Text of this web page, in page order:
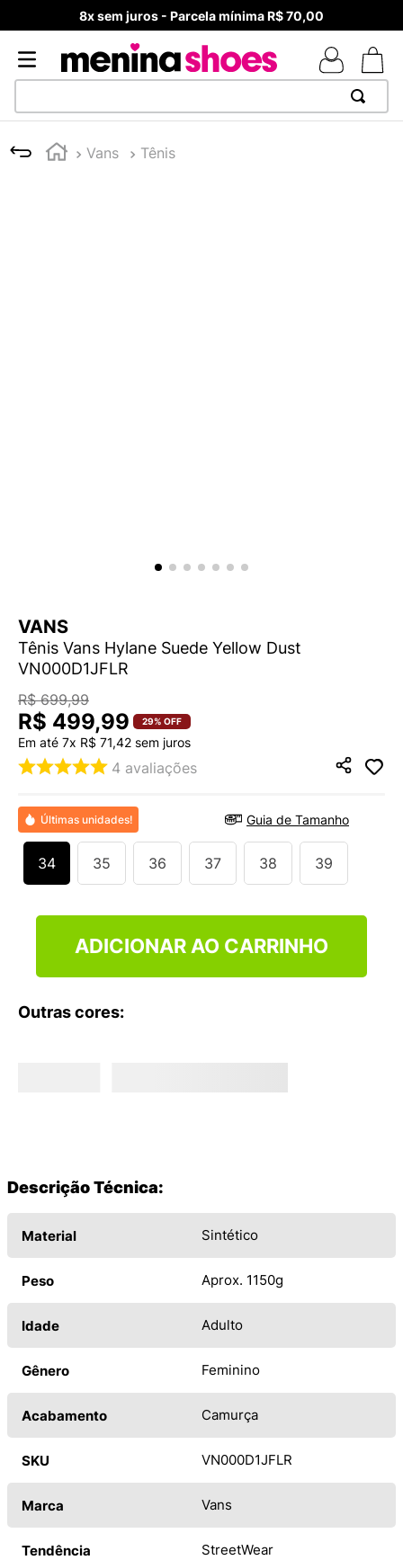
8x sem juros - Parcela mínima R$ 70,00
Vans Tênis
VANS
Tênis Vans Hylane Suede Yellow Dust
VN000D1JFLR
R$ 699,99
R$ 499,99 29% OFF
Em até 7x R$ 71,42 sem juros
4 avaliações
Últimas unidades! Guia de Tamanho
34 35 36 37 38 39
ADICIONAR AO CARRINHO
Outras cores:
Descrição Técnica:
Material Sintético
Peso Aprox. 1150g
Idade Adulto
Gênero Feminino
Acabamento Camurça
SKU VN000D1JFLR
Marca Vans
Tendência StreetWear
1
TÊNIS NEWS BALANCE 530